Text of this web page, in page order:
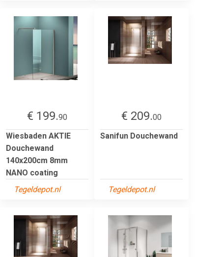
€ 199.90
Wiesbaden AKTIE
Douchewand
140x200cm 8mm
NANO coating
Tegeldepot.nl
€ 209.00
Sanifun Douchewand
Tegeldepot.nl